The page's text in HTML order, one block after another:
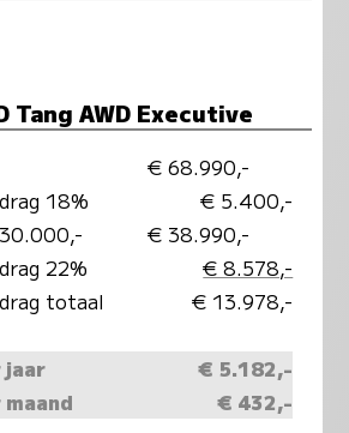
Tang AWD Executive
€ 68.990,-
18%
€ 5.400,-
€ 38.990,-
22%
€ 8.578,-
totaal
€ 13.978,-
€ 5.182,-
€ 432,-